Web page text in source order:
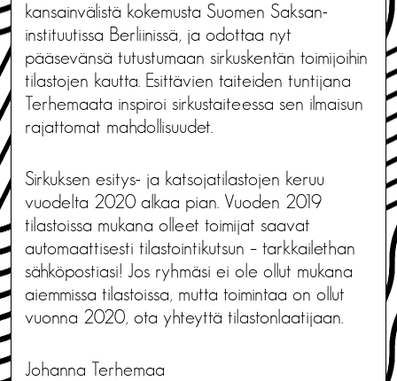
kansainvälistä kokemusta Suomen Saksan-
instituutissa Berliinissä, ja odottaa nyt
pääsevänsä tutustumaan sirkuskentän toimijoihin
tilastojen kautta. Esittävien taiteiden tuntijana
Terhemaata inspiroi sirkustaiteessa sen ilmaisun
rajattomat mahdollisuudet.
Sirkuksen esitys- ja katsojatilastojen keruu
vuodelta 2020 alkaa pian. Vuoden 2019
tilastoissa mukana olleet toimijat saavat
automaattisesti tilastointikutsun – tarkkailethan
sähköpostiasi! Jos ryhmäsi ei ole ollut mukana
aiemmissa tilastoissa, mutta toimintaa on ollut
vuonna 2020, ota yhteyttä tilastonlaatijaan.
Johanna Terhemaa